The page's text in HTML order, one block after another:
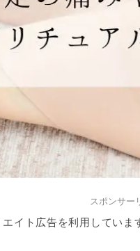
スポンサー
イト広告を利用していま